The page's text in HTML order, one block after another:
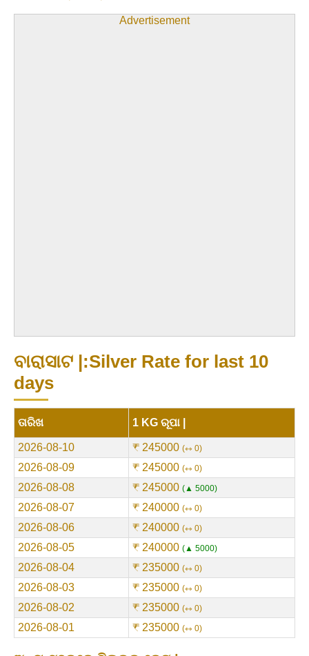
Advertisement
ବାରାସାଟ |:Silver Rate for last 10
days
ତାରିଖ 1 KG ରୂପା |
2026-08-10 ₹ 245000 ⇿ 0
2026-08-09 ₹ 245000 ⇿ 0
2026-08-08 ₹ 245000 ▲ 5000
2026-08-07 ₹ 240000 ⇿ 0
2026-08-06 ₹ 240000 ⇿ 0
2026-08-05 ₹ 240000 ▲ 5000
2026-08-04 ₹ 235000 ⇿ 0
2026-08-03 ₹ 235000 ⇿ 0
2026-08-02 ₹ 235000 ⇿ 0
2026-08-01 ₹ 235000 ⇿ 0